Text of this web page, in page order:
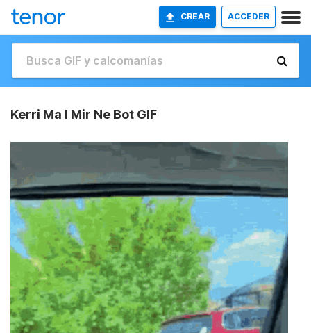
CREAR ACCEDER
Kerri Ma I Mir Ne Bot GIF